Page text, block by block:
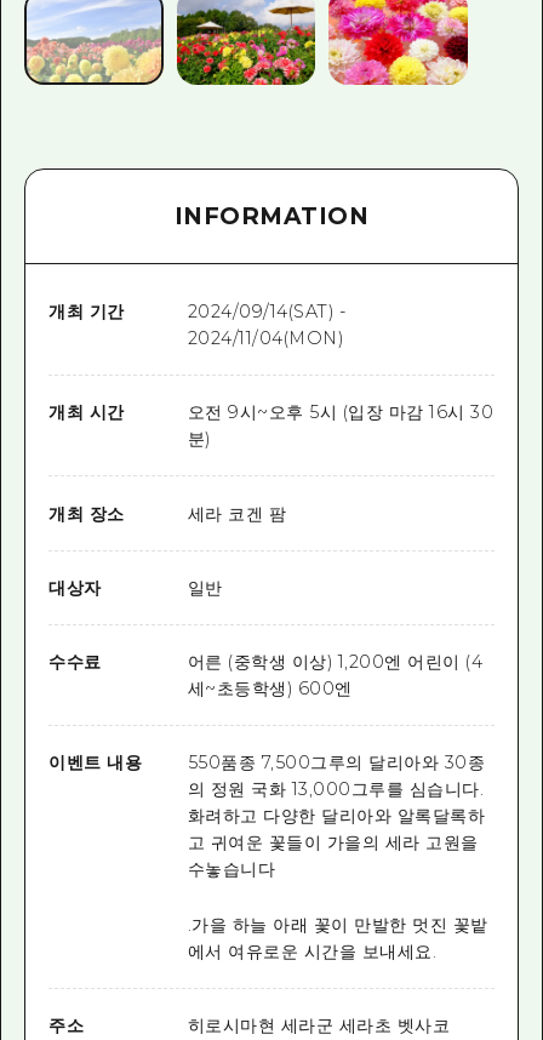
INFORMATION
개최 기간
2024/09/14(SAT) -
2024/11/04(MON)
개최 시간
오전 9시~오후 5시 (입장 마감 16시 30
분)
개최 장소 세라 코겐 팜
대상자 일반
수수료
어른 (중학생 이상) 1,200엔 어린이 (4
세~초등학생) 600엔
이벤트 내용
550품종 7,500그루의 달리아와 30종
의 정원 국화 13,000그루를 심습니다.
화려하고 다양한 달리아와 알록달록하
고 귀여운 꽃들이 가을의 세라 고원을
수놓습니다
.가을 하늘 아래 꽃이 만발한 멋진 꽃밭
에서 여유로운 시간을 보내세요.
주소
히로시마현 세라군 세라초 벳사코